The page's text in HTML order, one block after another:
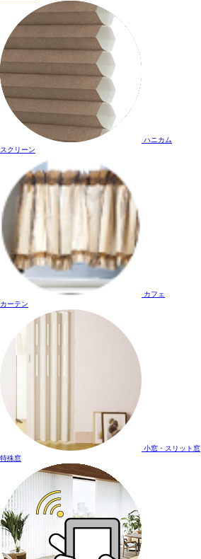
ハニカム
スクリーン
カフェ
カーテン
小窓・スリット窓
特殊窓